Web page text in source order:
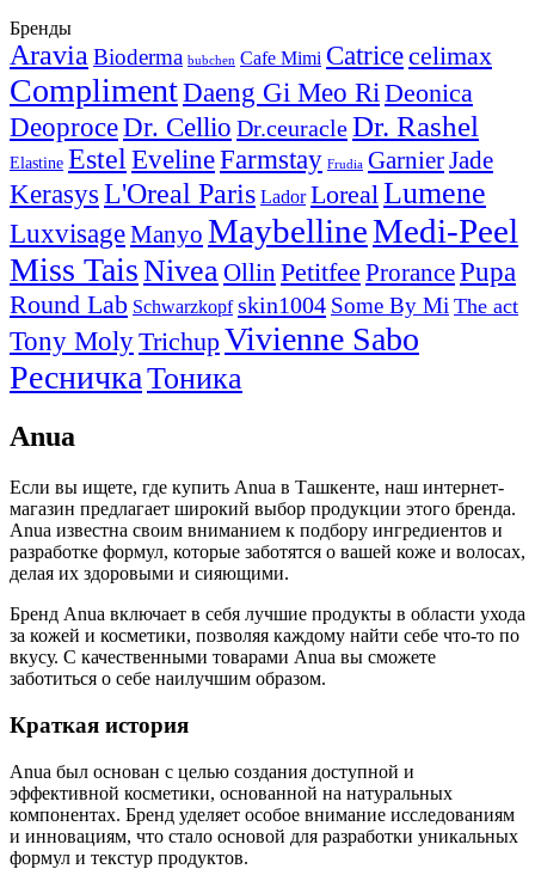
Бренды
AraviaBioderma bubchen Cafe Mimi Catricecelimax
ComplimentDaeng Gi Meo RiDeonica
DeoproceDr. Cellio Dr.ceuracleDr. Rashel
Elastine EstelEvelineFarmstay Frudia GarnierJade
Kerasys L'Oreal Paris Lador LorealLumene
LuxvisageManyo MaybellineMedi-Peel
Miss TaisNiveaOllin Petitfee ProrancePupa
Round Lab Schwarzkopf skin1004 Some By Mi The act
Tony MolyTrichupVivienne Sabo
РесничкаТоника
Anua
Если вы ищете, где купить Anua в Ташкенте, наш интернет-
магазин предлагает широкий выбор продукции этого бренда.
Anua известна своим вниманием к подбору ингредиентов и
разработке формул, которые заботятся о вашей коже и волосах,
делая их здоровыми и сияющими.
Бренд Anua включает в себя лучшие продукты в области ухода
за кожей и косметики, позволяя каждому найти себе что-то по
вкусу. С качественными товарами Anua вы сможете
заботиться о себе наилучшим образом.
Краткая история
Anua был основан с целью создания доступной и
эффективной косметики, основанной на натуральных
компонентах. Бренд уделяет особое внимание исследованиям
и инновациям, что стало основой для разработки уникальных
формул и текстур продуктов.